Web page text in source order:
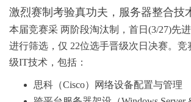
激烈赛制考验真功夫，服务器整合技
本届竞赛采 两阶段淘汰制 ，首日(3/27)先
进行筛选，仅 22位选手晋级次日决赛。竞
级IT技术，包括：
思科（Cisco）网络设备配置与管理